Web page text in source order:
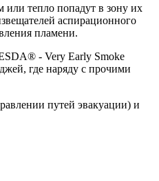
или тепло попадут в зону их
аспирационного
пламени.
- Very Early Smoke
где наряду с прочими
путей эвакуации) и